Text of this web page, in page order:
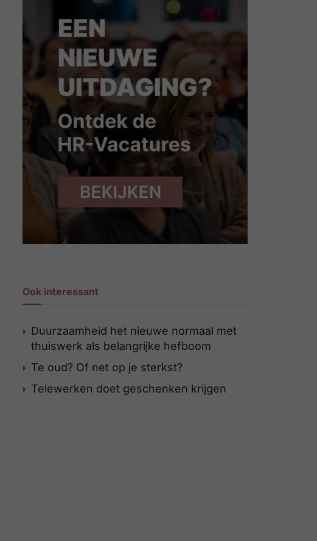
Ook interessant
Duurzaamheid het nieuwe normaal met
thuiswerk als belangrijke hefboom
Te oud? Of net op je sterkst?
Telewerken doet geschenken krijgen